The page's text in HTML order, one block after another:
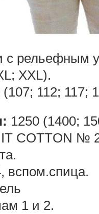
с рельефным
XXL).
112; 117;
1250 (1400;
COTTON №
1 и 2.